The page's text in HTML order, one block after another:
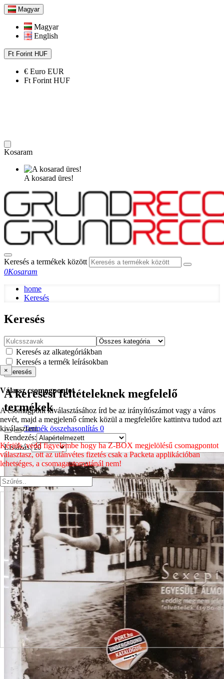
Magyar
Magyar
English
Ft Forint HUF
€ Euro EUR
Ft Forint HUF
Kosaram
A kosarad üres!
Keresés a termékek között
0Kosaram
home
Keresés
Keresés
Keresés az alkategóriákban
Keresés a termék leírásokban
Keresés
A keresési feltételeknek megfelelő
termékek
Termék összehasonlítás 0
Rendezés:
Listázás:
×
Válassz csomagpontot
A csomagpont kiválasztásához írd be az irányítószámot vagy a város
nevét, majd a megjelenő címek közül a megfelelőre kattintva tudod azt
kiválasztani.
Kérjük, vedd figyelembe hogy ha Z-BOX megjelölésű csomagpontot
választasz, ott az utánvétes fizetés csak a Packeta applikációban
lehetséges, a csomagautomatánál nem!